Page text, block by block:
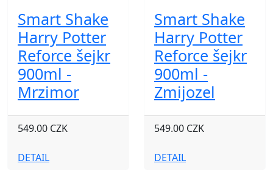
Smart Shake
Harry Potter
Reforce šejkr
900ml -
Mrzimor
549.00 CZK
DETAIL
Smart Shake
Harry Potter
Reforce šejkr
900ml -
Zmijozel
549.00 CZK
DETAIL